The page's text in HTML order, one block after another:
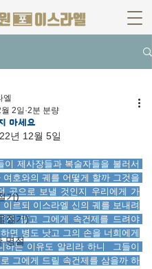
기)
절기)
명절
마세요
엘
2일 2분 분량
년 12월 5일
이 제사장들과 복술자들을 불러서
여호와의 궤를 어떻게 할까 그것을
곳으로 보낼 것인지 우리에게 가
이르되 이스라엘 신의 궤를 보내려
지 말고 그에게 속건제를 드려야
면 병도 낫고 그의 손을 너희에게
하는 이유도 알리라 하니  그들이
그에게 드릴 속건제를 삼을까 하